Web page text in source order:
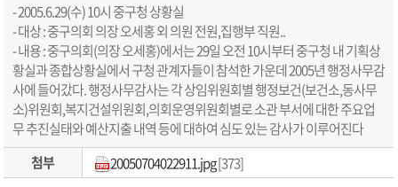
- 2005.6.29(수) 10시 중구청 상황실
- 대상 : 중구의회 의장 오세홍 외 의원 전원,집행부 직원..
- 내용 : 중구의회(의장 오세홍)에서는 29일 오전 10시부터 중구청 내 기획상
황실과 종합상황실에서 구청 관계자들이 참석한 가운데 2005년 행정사무감
사에 들어갔다. 행정사무감사는 각 상임위원회별 행정보건(보건소,동사무
소)위원회,복지건설위원회,의회운영위원회별로 소관 부서에 대한 주요업
무 추진실태와 예산지출 내역 등에 대하여 심도 있는 감사가 이루어진다
첨부
20050704022911.jpg[373]